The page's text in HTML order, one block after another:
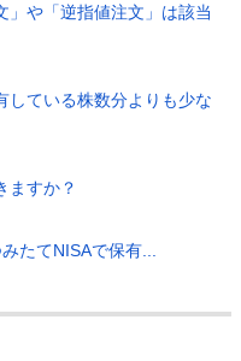
」や「逆指値注文」は該当
している株数分よりも少な
ますか？
たてNISAで保有...